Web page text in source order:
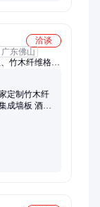
洽谈
广东佛山
竹木纤维格栅
定制竹木纤
成墙板 酒店